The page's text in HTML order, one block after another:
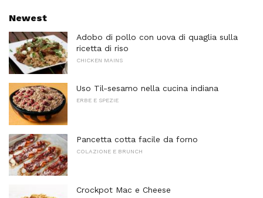
Newest
Adobo di pollo con uova di quaglia sulla
ricetta di riso
CHICKEN MAINS
Uso Til-sesamo nella cucina indiana
ERBE E SPEZIE
Pancetta cotta facile da forno
COLAZIONE E BRUNCH
Crockpot Mac e Cheese